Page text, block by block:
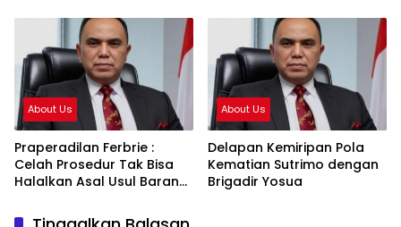
Penempatan Prosedural
About Us
Praperadilan Ferbrie :
Celah Prosedur Tak Bisa
Halalkan Asal Usul Barang
About Us
Delapan Kemiripan Pola
Kematian Sutrimo dengan
Brigadir Yosua